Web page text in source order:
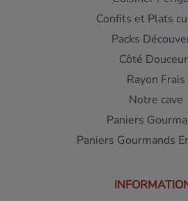
Confits et Plats
Packs
Côté
Rayon Frais
Notre cave
Paniers
Paniers Gourmands